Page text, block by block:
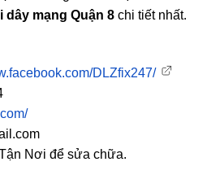
dây mạng Quận 8 chi tiết nhất.
DLZfix247/
Nơi để sửa chữa.